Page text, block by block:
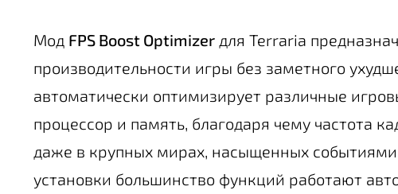
Мод FPS Boost Optimizer для Terraria
производительности игры без заметного
автоматически оптимизирует различные
процессор и память, благодаря чему частота
даже в крупных мирах, насыщенных
установки большинство функций работают